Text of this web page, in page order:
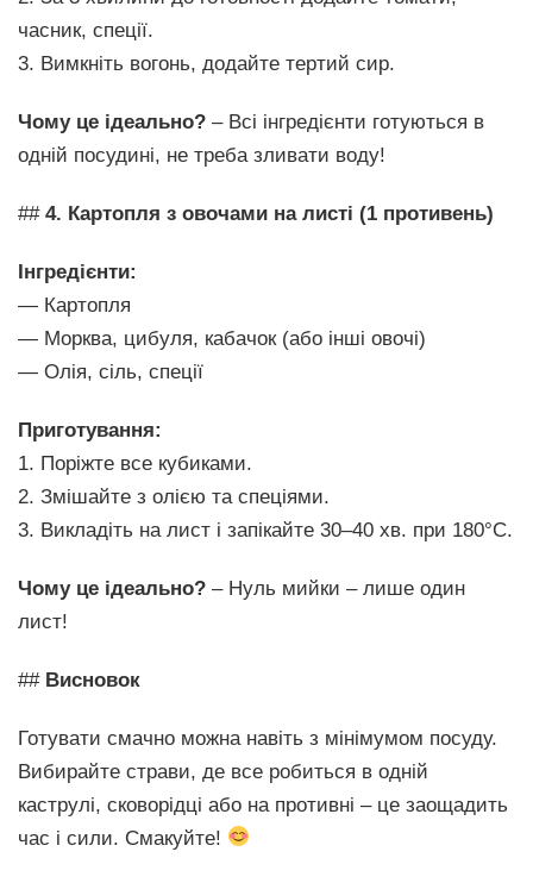
часник, спеції.
3. Вимкніть вогонь, додайте тертий сир.
Чому це ідеально? – Всі інгредієнти готуються в
одній посудині, не треба зливати воду!
## 4. Картопля з овочами на листі (1 противень)
Інгредієнти:
— Картопля
— Морква, цибуля, кабачок (або інші овочі)
— Олія, сіль, спеції
Приготування:
1. Поріжте все кубиками.
2. Змішайте з олією та спеціями.
3. Викладіть на лист і запікайте 30–40 хв. при 180°C.
Чому це ідеально? – Нуль мийки – лише один
лист!
## Висновок
Готувати смачно можна навіть з мінімумом посуду.
Вибирайте страви, де все робиться в одній
каструлі, сковорідці або на противні – це заощадить
час і сили. Смакуйте!